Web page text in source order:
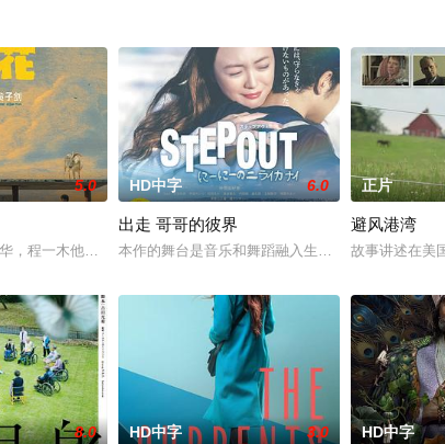
5.0
，程一木他们毕业于同一所大学。他们和很多年轻人一样，自以为
HD中字 6.0
出走 哥哥的彼界
本作的舞台是音乐和舞蹈融入生活的冲绳。与母亲
正片
避风港湾
故事讲述在美
8.0 HD中字 3.0 HD中字